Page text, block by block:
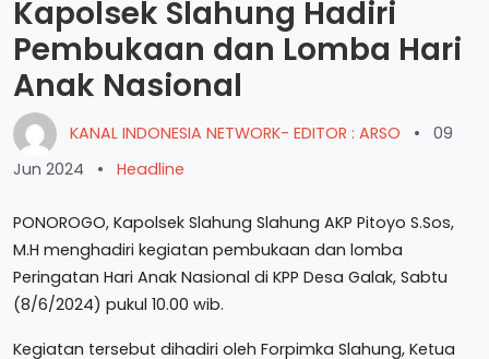
Kapolsek Slahung Hadiri
Pembukaan dan Lomba Hari
Anak Nasional
KANAL INDONESIA NETWORK- EDITOR : ARSO •
09
Jun 2024
• Headline
PONOROGO, Kapolsek Slahung Slahung AKP Pitoyo S.Sos,
M.H menghadiri kegiatan pembukaan dan lomba
Peringatan Hari Anak Nasional di KPP Desa Galak, Sabtu
(8/6/2024) pukul 10.00 wib.
Kegiatan tersebut dihadiri oleh Forpimka Slahung, Ketua